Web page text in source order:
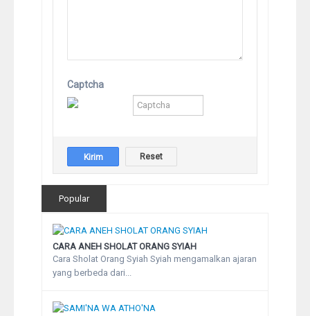
Captcha
Popular
CARA ANEH SHOLAT ORANG SYIAH
Cara Sholat Orang Syiah Syiah mengamalkan ajaran
yang berbeda dari...